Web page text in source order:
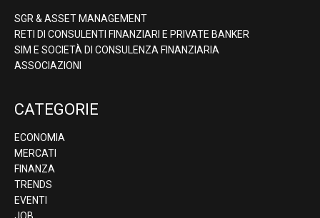
SGR & ASSET MANAGEMENT
RETI DI CONSULENTI FINANZIARI E PRIVATE BANKER
SIM E SOCIETÀ DI CONSULENZA FINANZIARIA
ASSOCIAZIONI
CATEGORIE
ECONOMIA
MERCATI
FINANZA
TRENDS
EVENTI